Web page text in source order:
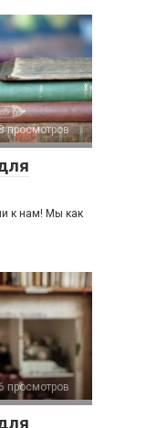
просмотров
к нам! Мы как
просмотров